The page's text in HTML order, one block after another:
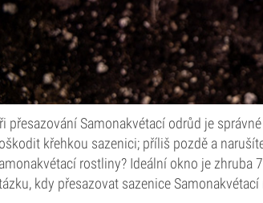
přesazování Samonakvétací odrůd je
křehkou sazenici; příliš pozdě a
rostliny? Ideální okno je
kdy přesazovat sazenice